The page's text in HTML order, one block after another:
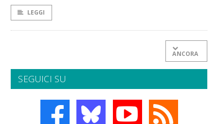
LEGGI
ANCORA
SEGUICI SU